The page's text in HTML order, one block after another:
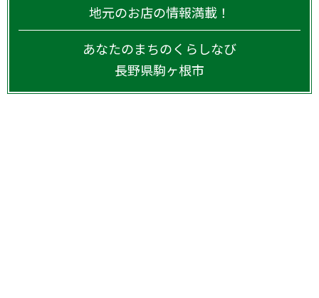
地元のお店の情報満載！
あなたのまちのくらしなび
長野県駒ヶ根市